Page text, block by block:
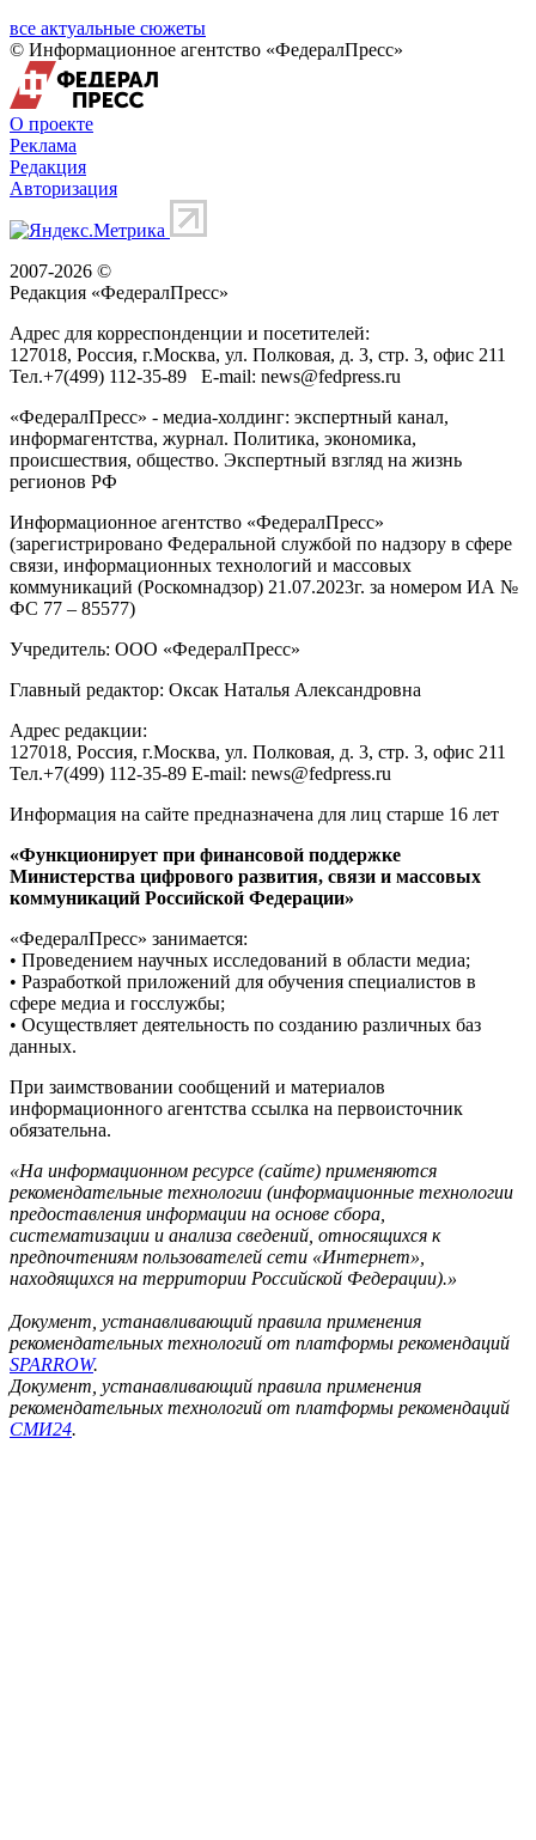
все актуальные сюжеты
© Информационное агентство «ФедералПресс»
О проекте
Реклама
Редакция
Авторизация
2007-2026 ©
Редакция «ФедералПресс»
Адрес для корреспонденции и посетителей:
127018, Россия, г.Москва, ул. Полковая, д. 3, стр. 3, офис 211
Тел.+7(499) 112-35-89 E-mail: news@fedpress.ru
«ФедералПресс» - медиа-холдинг: экспертный канал,
информагентства, журнал. Политика, экономика,
происшествия, общество. Экспертный взгляд на жизнь
регионов РФ
Информационное агентство «ФедералПресс»
(зарегистрировано Федеральной службой по надзору в сфере
связи, информационных технологий и массовых
коммуникаций (Роскомнадзор) 21.07.2023г. за номером ИА №
ФС 77 – 85577)
Учредитель: ООО «ФедералПресс»
Главный редактор: Оксак Наталья Александровна
Адрес редакции:
127018, Россия, г.Москва, ул. Полковая, д. 3, стр. 3, офис 211
Тел.+7(499) 112-35-89 E-mail: news@fedpress.ru
Информация на сайте предназначена для лиц старше 16 лет
«Функционирует при финансовой поддержке
Министерства цифрового развития, связи и массовых
коммуникаций Российской Федерации»
«ФедералПресс» занимается:
• Проведением научных исследований в области медиа;
• Разработкой приложений для обучения специалистов в
сфере медиа и госслужбы;
• Осуществляет деятельность по созданию различных баз
данных.
При заимствовании сообщений и материалов
информационного агентства ссылка на первоисточник
обязательна.
«На информационном ресурсе (сайте) применяются
рекомендательные технологии (информационные технологии
предоставления информации на основе сбора,
систематизации и анализа сведений, относящихся к
предпочтениям пользователей сети «Интернет»,
находящихся на территории Российской Федерации).»
Документ, устанавливающий правила применения
рекомендательных технологий от платформы рекомендаций
SPARROW.
Документ, устанавливающий правила применения
рекомендательных технологий от платформы рекомендаций
СМИ24.